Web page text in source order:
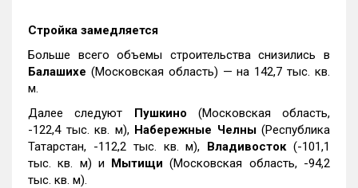
Стройка замедляется
Больше всего объемы строительства снизились в
Балашихе (Московская область) — на 142,7 тыс. кв.
м.
Далее следуют Пушкино (Московская область,
-122,4 тыс. кв. м), Набережные Челны(Республика
Татарстан, -112,2 тыс. кв. м), Владивосток(-101,1
тыс. кв. м) и Мытищи (Московская область, -94,2
тыс. кв. м).